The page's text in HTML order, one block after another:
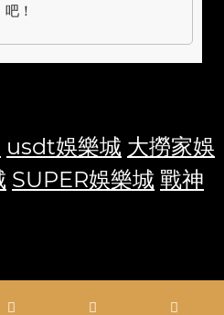
吧！
usdt娛樂城 大撈家娛
SUPER娛樂城 戰神